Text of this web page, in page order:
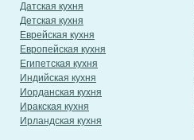
Датская кухня
Детская кухня
Еврейская кухня
Европейская кухня
Египетская кухня
Индийская кухня
Иорданская кухня
Иракская кухня
Ирландская кухня